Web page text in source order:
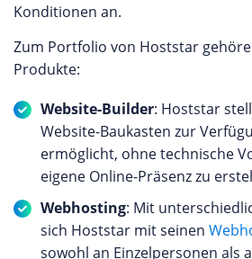
Videokonferenzlösung, die
benutzerfreundliche Online-
Sicherheit der Nutzerdaten und
Privatsphäre. Alle Daten, die
gespeichert und verarbeitet
in Rechenzentren in der
für seine strengen
ist. Du kannst auf unserer
Bewertung für Infomaniak
Webhosting zu einer
Unternehmen und
verlässlichem und
Webhosting Die Cloud VPS von
bieten Unternehmen jeder
leistungsstarke, flexible und
für anspruchsvolle
Technologie, darunter
gewährleisten diese virtuellen
Höchstgeschwindigkeiten und
Konditionen an.
Zum Portfolio von Hoststar
Produkte:
Website-Builder: Hoststar
Website-Baukasten zur
ermöglicht, ohne technische
eigene Online-Präsenz zu
Webhosting: Mit
sich Hoststar mit seinen
sowohl an Einzelpersonen als